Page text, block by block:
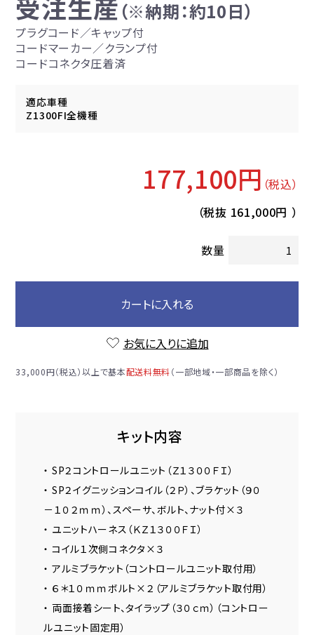
（※納期：約10日）
プラグコード／キャップ付
コードマーカー／クランプ付
コードコネクタ圧着済
適応車種
Z1300FI全機種
177,100円 （税込）
（税抜 161,000円 ）
数量
カートに入れる
お気に入りに追加
33,000円（税込）以上で基本配送料無料（一部地域・一部商品を除く）
キット内容
・ SP２コントロールユニット（Ｚ１３００ＦＩ）
・ SP２イグニッションコイル（２Ｐ）、ブラケット（９０
－１０２ｍｍ）、スペーサ、ボルト、ナット付×３
・ ユニットハーネス（ＫＺ１３００ＦＩ）
・ コイル１次側コネクタ×３
・ アルミブラケット（コントロールユニット取付用）
・ ６＊１０ｍｍボルト×２（アルミブラケット取付用）
・ 両面接着シート、タイラップ（３０ｃｍ）（コントロー
ルユニット固定用）